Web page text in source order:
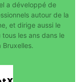
développé de
autour de la
dirige aussi le
les ans dans le